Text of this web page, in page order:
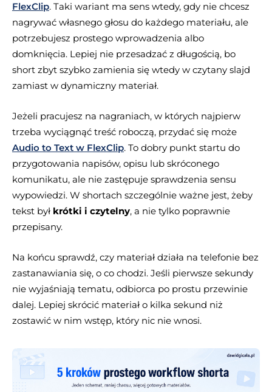
FlexClip. Taki wariant ma sens wtedy, gdy nie chcesz
nagrywać własnego głosu do każdego materiału, ale
potrzebujesz prostego wprowadzenia albo
domknięcia. Lepiej nie przesadzać z długością, bo
short zbyt szybko zamienia się wtedy w czytany slajd
zamiast w dynamiczny materiał.
Jeżeli pracujesz na nagraniach, w których najpierw
trzeba wyciągnąć treść roboczą, przydać się może
Audio to Text w FlexClip. To dobry punkt startu do
przygotowania napisów, opisu lub skróconego
komunikatu, ale nie zastępuje sprawdzenia sensu
wypowiedzi. W shortach szczególnie ważne jest, żeby
tekst był krótki i czytelny, a nie tylko poprawnie
przepisany.
Na końcu sprawdź, czy materiał działa na telefonie bez
zastanawiania się, o co chodzi. Jeśli pierwsze sekundy
nie wyjaśniają tematu, odbiorca po prostu przewinie
dalej. Lepiej skrócić materiał o kilka sekund niż
zostawić w nim wstęp, który nic nie wnosi.